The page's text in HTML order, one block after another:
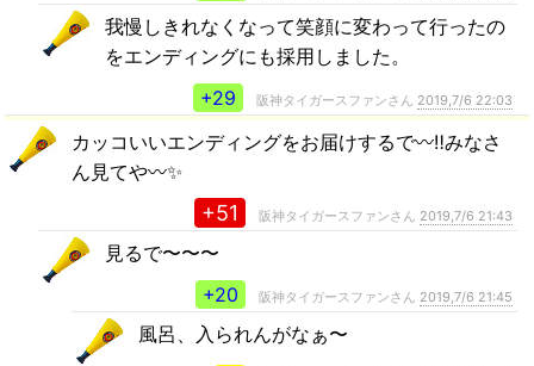
我慢しきれなくなって笑顔に変わって行ったの
をエンディングにも採用しました。
+29
阪神タイガースファンさん 2019,7/6 22:03
カッコいいエンディングをお届けするで〰️‼️みなさ
ん見てや〰️✨
+51 阪神タイガースファンさん 2019,7/6 21:43
見るで〜〜〜
+20
阪神タイガースファンさん 2019,7/6 21:45
風呂、入られんがなぁ〜